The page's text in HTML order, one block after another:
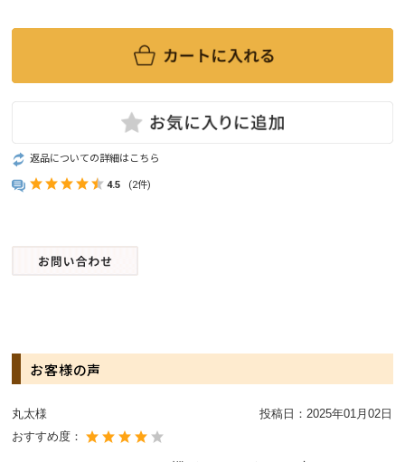
返品についての詳細はこちら
4.5 (2件)
お客様の声
丸太様 投稿日： 2025年01月02日
おすすめ度：